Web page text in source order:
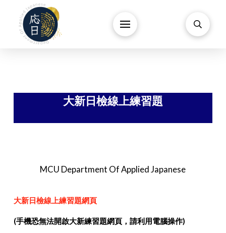
大新日檢線上練習題
MCU Department Of Applied Japanese
大新日檢線上練習題網頁
(手機恐無法開啟大新練習題網頁，請利用電腦操作)